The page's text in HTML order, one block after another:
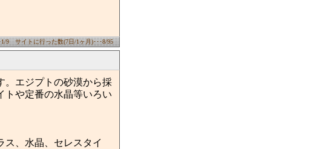
1/9 サイトに行った数(7日/1ヶ月)･･･8/95
。エジプトの砂漠から採
トや定番の水晶等いろい
ス、水晶、セレスタイ